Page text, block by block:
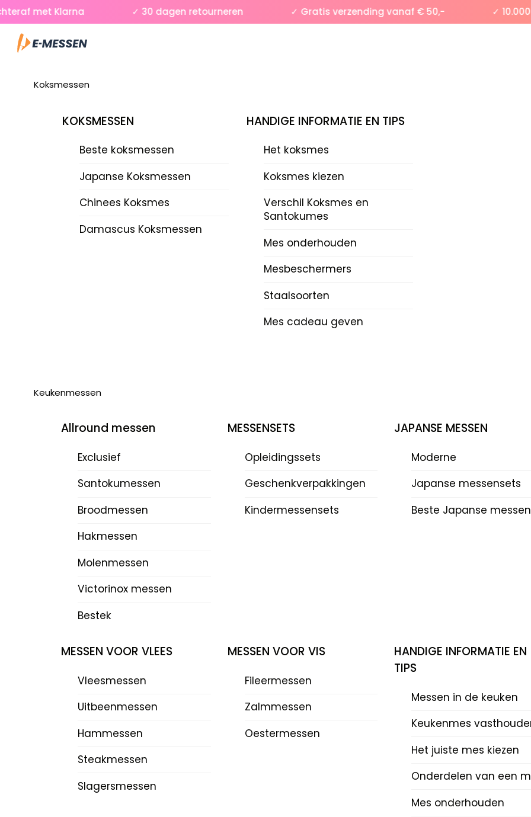
Skip
to
content
met Klarna ✓ 30 dagen retourneren ✓ Gratis verzending vanaf € 50,- ✓ 10.000+
Menu
Koksmessen
KOKSMESSEN
Beste koksmessen
Japanse Koksmessen
Chinees Koksmes
Damascus Koksmessen
HANDIGE INFORMATIE EN TIPS
Het koksmes
Koksmes kiezen
Verschil Koksmes en
Santokumes
Mes onderhouden
Mesbeschermers
Staalsoorten
Mes cadeau geven
Keukenmessen
Allround messen
Exclusief
Santokumessen
Broodmessen
Hakmessen
Molenmessen
Victorinox messen
Bestek
MESSENSETS
Opleidingssets
Geschenkverpakkingen
Kindermessensets
JAPANSE MESSEN
Moderne
Japanse messensets
Beste Japanse messen
MESSEN VOOR VLEES
Vleesmessen
Uitbeenmessen
Hammessen
Steakmessen
Slagersmessen
MESSEN VOOR VIS
Fileermessen
Zalmmessen
Oestermessen
HANDIGE INFORMATIE EN
TIPS
Messen in de keuken
Keukenmes
Het juiste mes kiezen
Onderdelen van een
Mes onderhouden